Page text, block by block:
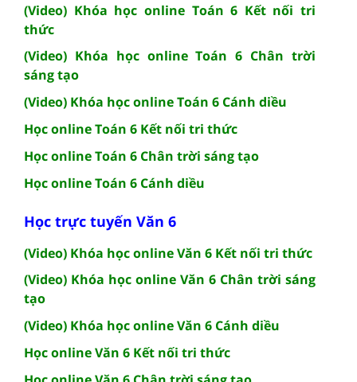
(Video) Khóa học online Toán 6 Kết nối tri
thức
(Video) Khóa học online Toán 6 Chân trời
sáng tạo
(Video) Khóa học online Toán 6 Cánh diều
Học online Toán 6 Kết nối tri thức
Học online Toán 6 Chân trời sáng tạo
Học online Toán 6 Cánh diều
Học trực tuyến Văn 6
(Video) Khóa học online Văn 6 Kết nối tri thức
(Video) Khóa học online Văn 6 Chân trời sáng
tạo
(Video) Khóa học online Văn 6 Cánh diều
Học online Văn 6 Kết nối tri thức